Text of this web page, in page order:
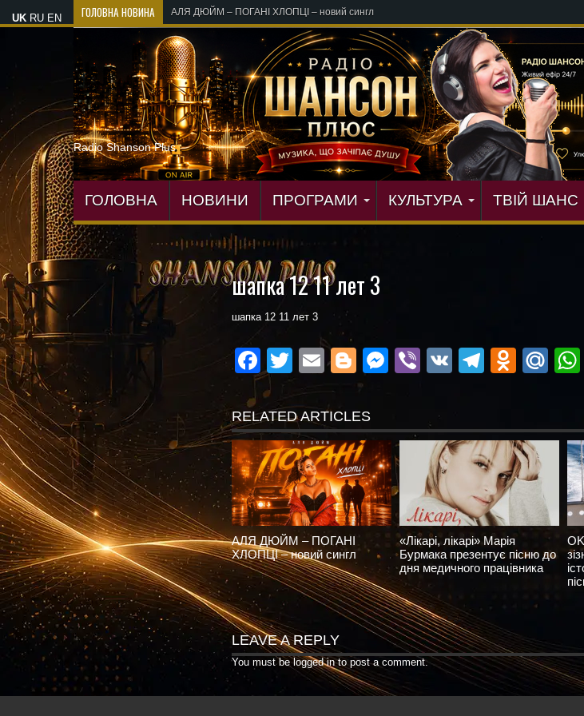
ГОЛОВНА НОВИНА «Лікарі, лікарі» М
Radio Shanson Plus
ГОЛОВНА НОВИНИ ПРОГРАМИ КУЛЬТУРА ТВІЙ ШАНС
шапка 12 11 лет 3
шапка 12 11 лет 3
Facebook
Twitter
EmailBlogger
Messenger
Viber
VK Telegram
RELATED ARTICLES
АЛЯ ДЮЙМ – ПОГАНІ
ХЛОПЦІ – новий сингл
«Лікарі, лікарі» Марія
Бурмака презентує пісню до
дня медичного працівника
LEAVE A REPLY
You must belogged into post a comment.
UK RU EN